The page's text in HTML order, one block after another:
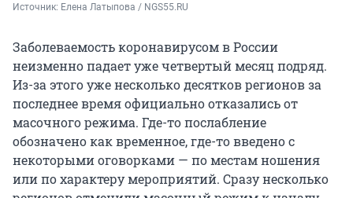
Источник: Елена Латыпова / NGS55.RU
Заболеваемость коронавирусом в России
неизменно падает уже четвертый месяц подряд.
Из-за этого уже несколько десятков регионов за
последнее время официально отказались от
масочного режима. Где-то послабление
обозначено как временное, где-то введено с
некоторыми оговорками — по местам ношения
или по характеру мероприятий. Сразу несколько